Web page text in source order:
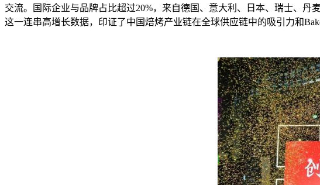
交流。国际企业与品牌占比超过20%，来自德国、意大利、日本、瑞士、丹
这一连串高增长数据，印证了中国焙烤产业链在全球供应链中的吸引力和